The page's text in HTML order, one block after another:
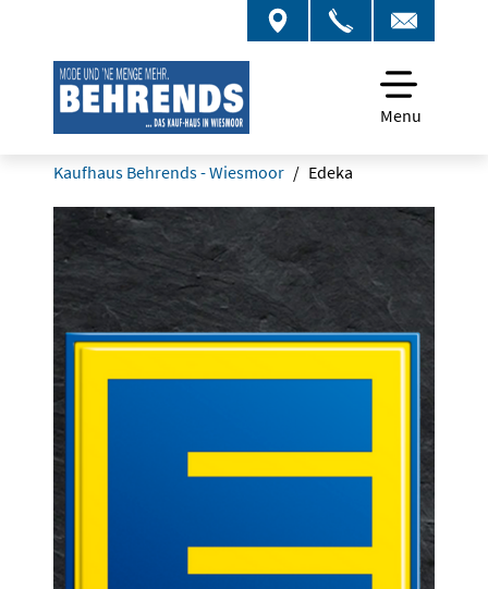
Menu
Kaufhaus Behrends - Wiesmoor Edeka